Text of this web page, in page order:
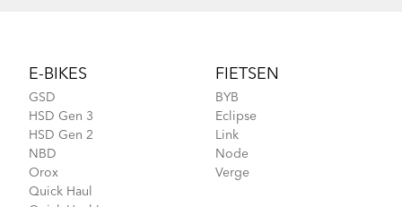
E-BIKES
GSD
HSD Gen 3
HSD Gen 2
NBD
Orox
Quick Haul
FIETSEN
BYB
Eclipse
Link
Node
Verge